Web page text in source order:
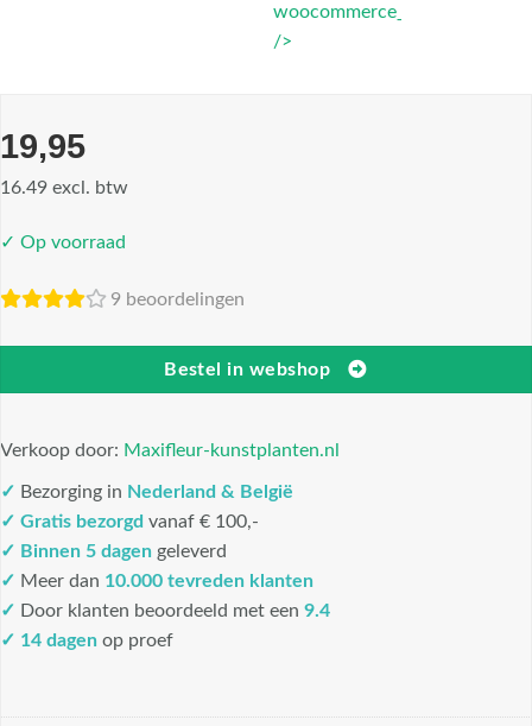
woocommerce_thumbnail"
/>
19,95
16.49 excl. btw
✓ Op voorraad
9 beoordelingen
Bestel in webshop
Verkoop door: Maxifleur-kunstplanten.nl
✓ Bezorging in Nederland & België
✓ Gratis bezorgd vanaf € 100,-
✓ Binnen 5 dagen geleverd
✓ Meer dan 10.000 tevreden klanten
✓ Door klanten beoordeeld met een 9.4
✓ 14 dagen op proef